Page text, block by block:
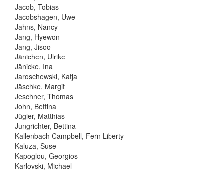
Jacob, Tobias
Jacobshagen, Uwe
Jahns, Nancy
Jang, Hyewon
Jang, Jisoo
Jänichen, Ulrike
Jänicke, Ina
Jaroschewski, Katja
Jäschke, Margit
Jeschner, Thomas
John, Bettina
Jügler, Matthias
Jungrichter, Bettina
Kallenbach Campbell, Fern Liberty
Kaluza, Suse
Kapoglou, Georgios
Karlovski, Michael